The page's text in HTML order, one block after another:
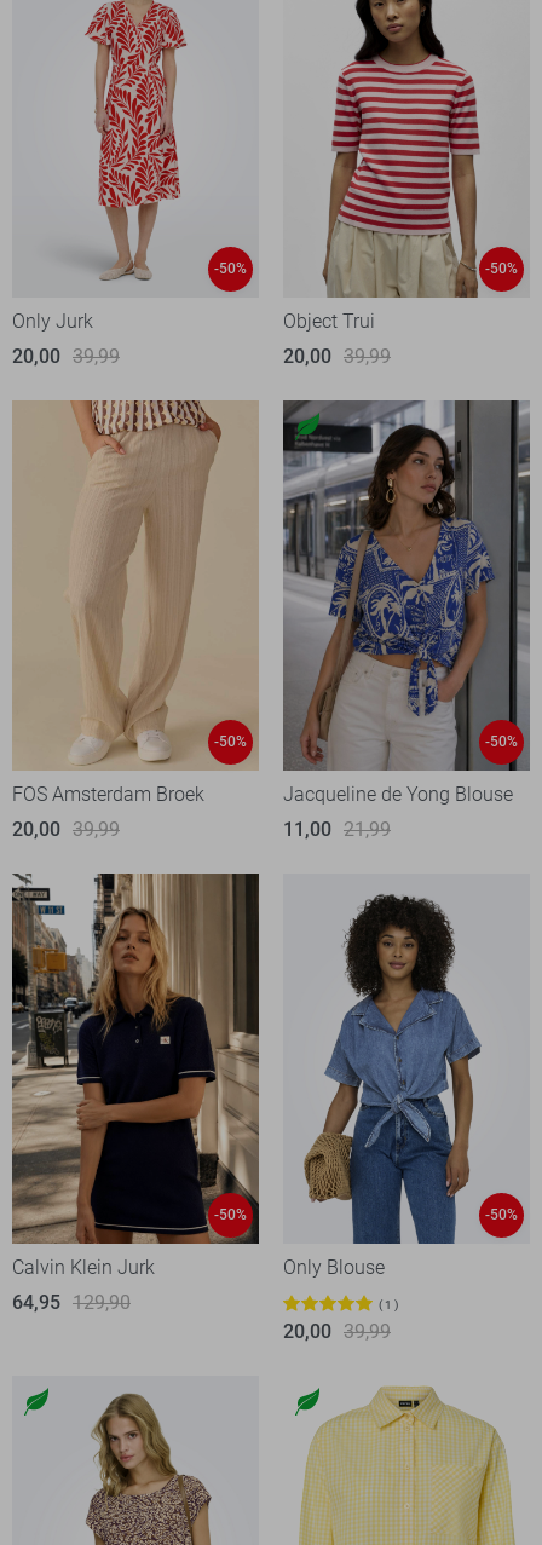
-50%
Only Jurk
20,00 39,99
-50%
Object Trui
20,00 39,99
-50%
FOS Amsterdam Broek
20,00 39,99
-50%
Jacqueline de Yong Blouse
11,00 21,99
-50%
Calvin Klein Jurk
64,95 129,90
-50%
Only Blouse
1
20,00 39,99